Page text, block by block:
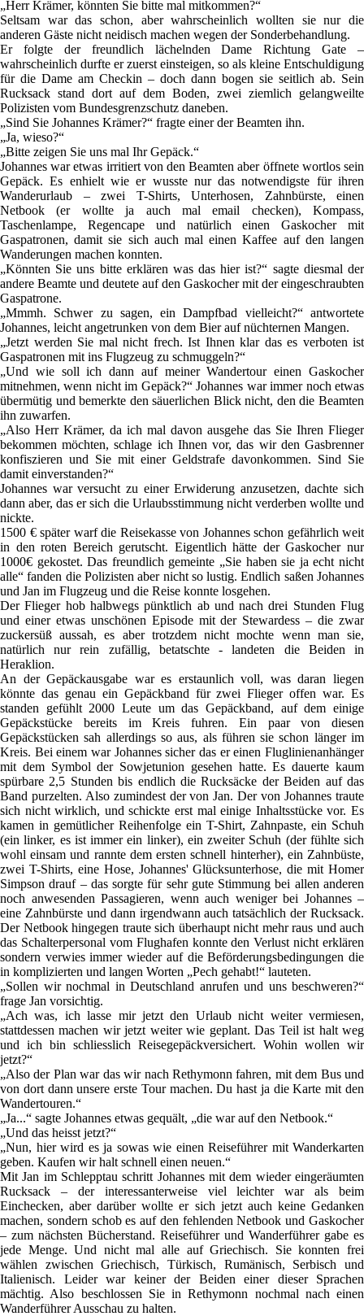
„Herr Krämer, könnten Sie bitte mal mitkommen?“
Seltsam war das schon, aber wahrscheinlich wollten sie nur die
anderen Gäste nicht neidisch machen wegen der Sonderbehandlung.
Er folgte der freundlich lächelnden Dame Richtung Gate –
wahrscheinlich durfte er zuerst einsteigen, so als kleine Entschuldigung
für die Dame am Checkin – doch dann bogen sie seitlich ab. Sein
Rucksack stand dort auf dem Boden, zwei ziemlich gelangweilte
Polizisten vom Bundesgrenzschutz daneben.
„Sind Sie Johannes Krämer?“ fragte einer der Beamten ihn.
„Ja, wieso?“
„Bitte zeigen Sie uns mal Ihr Gepäck.“
Johannes war etwas irritiert von den Beamten aber öffnete wortlos sein
Gepäck. Es enhielt wie er wusste nur das notwendigste für ihren
Wanderurlaub – zwei T-Shirts, Unterhosen, Zahnbürste, einen
Netbook (er wollte ja auch mal email checken), Kompass,
Taschenlampe, Regencape und natürlich einen Gaskocher mit
Gaspatronen, damit sie sich auch mal einen Kaffee auf den langen
Wanderungen machen konnten.
„Könnten Sie uns bitte erklären was das hier ist?“ sagte diesmal der
andere Beamte und deutete auf den Gaskocher mit der eingeschraubten
Gaspatrone.
„Mmmh. Schwer zu sagen, ein Dampfbad vielleicht?“ antwortete
Johannes, leicht angetrunken von dem Bier auf nüchternen Mangen.
„Jetzt werden Sie mal nicht frech. Ist Ihnen klar das es verboten ist
Gaspatronen mit ins Flugzeug zu schmuggeln?“
„Und wie soll ich dann auf meiner Wandertour einen Gaskocher
mitnehmen, wenn nicht im Gepäck?“ Johannes war immer noch etwas
übermütig und bemerkte den säuerlichen Blick nicht, den die Beamten
ihn zuwarfen.
„Also Herr Krämer, da ich mal davon ausgehe das Sie Ihren Flieger
bekommen möchten, schlage ich Ihnen vor, das wir den Gasbrenner
konfiszieren und Sie mit einer Geldstrafe davonkommen. Sind Sie
damit einverstanden?“
Johannes war versucht zu einer Erwiderung anzusetzen, dachte sich
dann aber, das er sich die Urlaubsstimmung nicht verderben wollte und
nickte.
1500 € später warf die Reisekasse von Johannes schon gefährlich weit
in den roten Bereich gerutscht. Eigentlich hätte der Gaskocher nur
1000€ gekostet. Das freundlich gemeinte „Sie haben sie ja echt nicht
alle“ fanden die Polizisten aber nicht so lustig. Endlich saßen Johannes
und Jan im Flugzeug und die Reise konnte losgehen.
Der Flieger hob halbwegs pünktlich ab und nach drei Stunden Flug
und einer etwas unschönen Episode mit der Stewardess – die zwar
zuckersüß aussah, es aber trotzdem nicht mochte wenn man sie,
natürlich nur rein zufällig, betatschte - landeten die Beiden in
Heraklion.
An der Gepäckausgabe war es erstaunlich voll, was daran liegen
könnte das genau ein Gepäckband für zwei Flieger offen war. Es
standen gefühlt 2000 Leute um das Gepäckband, auf dem einige
Gepäckstücke bereits im Kreis fuhren. Ein paar von diesen
Gepäckstücken sah allerdings so aus, als führen sie schon länger im
Kreis. Bei einem war Johannes sicher das er einen Fluglinienanhänger
mit dem Symbol der Sowjetunion gesehen hatte. Es dauerte kaum
spürbare 2,5 Stunden bis endlich die Rucksäcke der Beiden auf das
Band purzelten. Also zumindest der von Jan. Der von Johannes traute
sich nicht wirklich, und schickte erst mal einige Inhaltsstücke vor. Es
kamen in gemütlicher Reihenfolge ein T-Shirt, Zahnpaste, ein Schuh
(ein linker, es ist immer ein linker), ein zweiter Schuh (der fühlte sich
wohl einsam und rannte dem ersten schnell hinterher), ein Zahnbüste,
zwei T-Shirts, eine Hose, Johannes' Glücksunterhose, die mit Homer
Simpson drauf – das sorgte für sehr gute Stimmung bei allen anderen
noch anwesenden Passagieren, wenn auch weniger bei Johannes –
eine Zahnbürste und dann irgendwann auch tatsächlich der Rucksack.
Der Netbook hingegen traute sich überhaupt nicht mehr raus und auch
das Schalterpersonal vom Flughafen konnte den Verlust nicht erklären
sondern verwies immer wieder auf die Beförderungsbedingungen die
in komplizierten und langen Worten „Pech gehabt!“ lauteten.
„Sollen wir nochmal in Deutschland anrufen und uns beschweren?“
frage Jan vorsichtig.
„Ach was, ich lasse mir jetzt den Urlaub nicht weiter vermiesen,
stattdessen machen wir jetzt weiter wie geplant. Das Teil ist halt weg
und ich bin schliesslich Reisegepäckversichert. Wohin wollen wir
jetzt?“
„Also der Plan war das wir nach Rethymonn fahren, mit dem Bus und
von dort dann unsere erste Tour machen. Du hast ja die Karte mit den
Wandertouren.“
„Ja...“ sagte Johannes etwas gequält, „die war auf den Netbook.“
„Und das heisst jetzt?“
„Nun, hier wird es ja sowas wie einen Reiseführer mit Wanderkarten
geben. Kaufen wir halt schnell einen neuen.“
Mit Jan im Schlepptau schritt Johannes mit dem wieder eingeräumten
Rucksack – der interessanterweise viel leichter war als beim
Einchecken, aber darüber wollte er sich jetzt auch keine Gedanken
machen, sondern schob es auf den fehlenden Netbook und Gaskocher
– zum nächsten Bücherstand. Reiseführer und Wanderführer gabe es
jede Menge. Und nicht mal alle auf Griechisch. Sie konnten frei
wählen zwischen Griechisch, Türkisch, Rumänisch, Serbisch und
Italienisch. Leider war keiner der Beiden einer dieser Sprachen
mächtig. Also beschlossen Sie in Rethymonn nochmal nach einen
Wanderführer Ausschau zu halten.